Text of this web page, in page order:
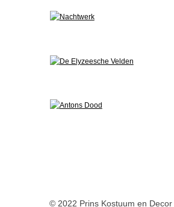
© 2022 Prins Kostuum en Decor